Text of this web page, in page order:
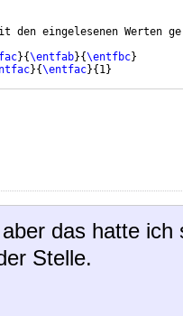
den eingelesenen Werten
}{\entfab}{\entfbc}
}{\entfac}{ 1}
sind es:
das hatte
Stelle.